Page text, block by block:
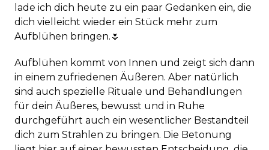
lade ich dich heute zu ein paar Gedanken ein, die
dich vielleicht wieder ein Stück mehr zum
Aufblühen bringen.🌷
Aufblühen kommt von Innen und zeigt sich dann
in einem zufriedenen Äußeren. Aber natürlich
sind auch spezielle Rituale und Behandlungen
für dein Äußeres, bewusst und in Ruhe
durchgeführt auch ein wesentlicher Bestandteil
dich zum Strahlen zu bringen. Die Betonung